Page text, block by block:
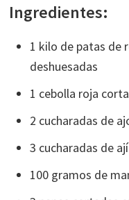
Ingredientes:
1 kilo de patas de
deshuesadas
1 cebolla roja
2 cucharadas de
3 cucharadas de
100 gramos de